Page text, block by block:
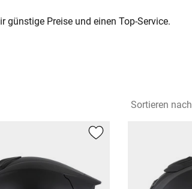
günstige Preise und einen Top-Service.
Sortieren nach